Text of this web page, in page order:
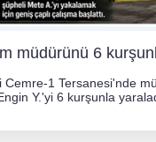
müdürünü 6
Cemre-1 Tersanesi'nde
Y.'yi 6 kurşunla